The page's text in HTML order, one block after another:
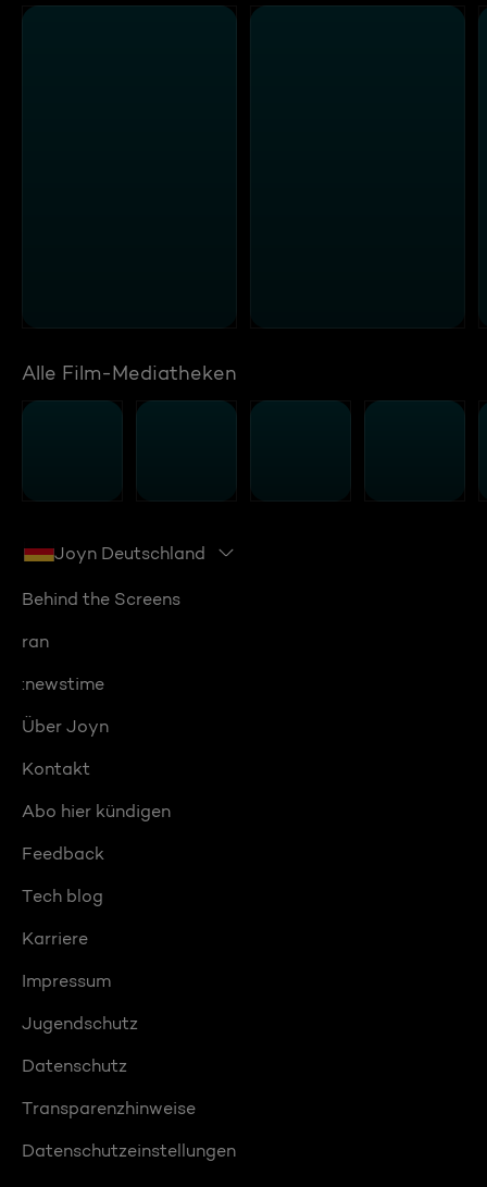
Alle Film-Mediatheken
Joyn Deutschland
Behind the Screens
ran
:newstime
Über Joyn
Kontakt
Abo hier kündigen
Feedback
Tech blog
Karriere
Impressum
Jugendschutz
Datenschutz
Transparenzhinweise
Datenschutzeinstellungen